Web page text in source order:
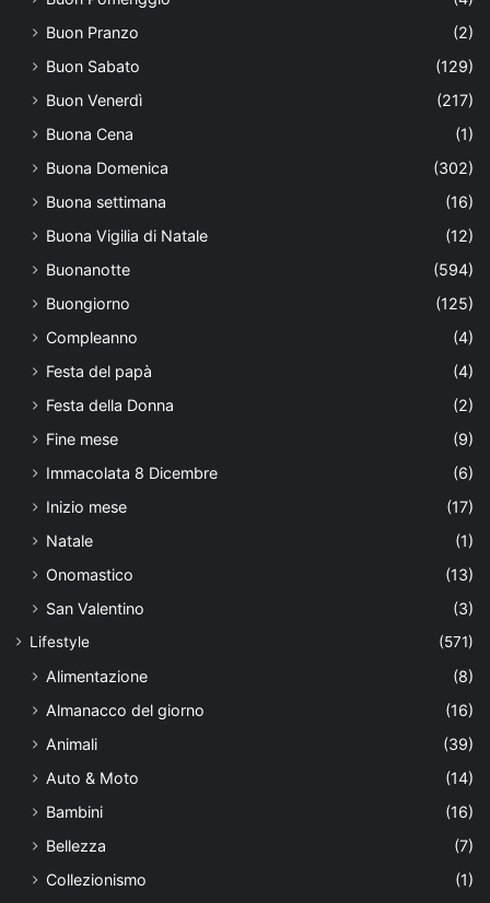
Buon Pranzo
(2)
Buon Sabato
(129)
Buon Venerdì
(217)
Buona Cena
(1)
Buona Domenica
(302)
Buona settimana
(16)
Buona Vigilia di Natale
(12)
Buonanotte
(594)
Buongiorno
(125)
Compleanno
(4)
Festa del papà
(4)
Festa della Donna
(2)
Fine mese
(9)
Immacolata 8 Dicembre
(6)
Inizio mese
(17)
Natale
(1)
Onomastico
(13)
San Valentino
(3)
Lifestyle (571)
Alimentazione
(8)
Almanacco del giorno
(16)
Animali
(39)
Auto & Moto
(14)
Bambini
(16)
Bellezza
(7)
Collezionismo
(1)